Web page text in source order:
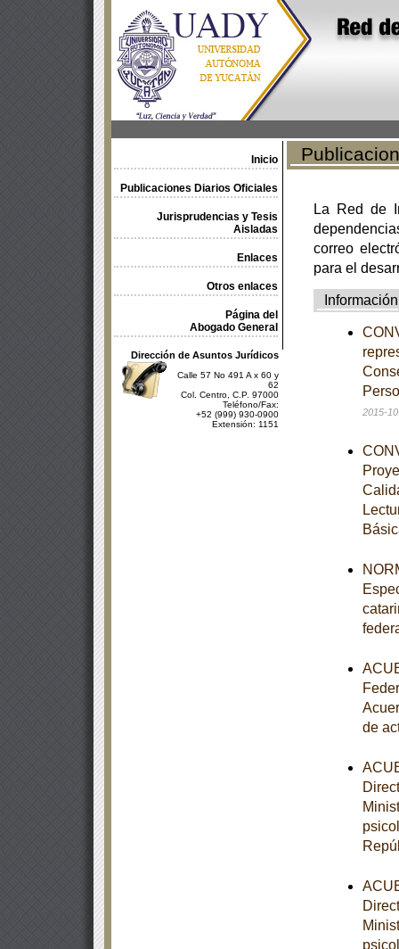
Inicio
Publicaciones Diarios Oficiales
Jurisprudencias y Tesis
Aisladas
Enlaces
Otros enlaces
Página del
Abogado General
Dirección de Asuntos Jurídicos
Calle 57 No 491 A x 60 y
62
Col. Centro, C.P. 97000
Teléfono/Fax:
+52 (999) 930-0900
Extensión: 1151
La Red de
correo
para el
Información
2015-
de